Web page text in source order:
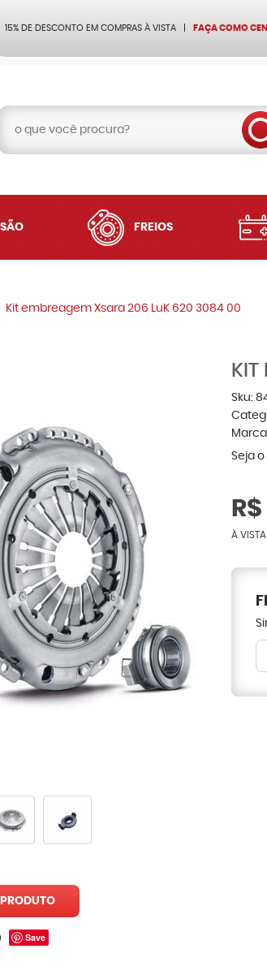
15% DE DESCONTO EM COMPRAS À VISTA FAÇA COMO
FREIOS
Kit embreagem Xsara 206 LuK 620 3084 00
Save
Sku:
Seja
À VISTA